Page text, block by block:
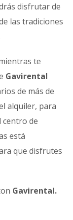
disfrutar de
las tradiciones
te
Gavirental
de más de
alquiler, para
centro de
está
que disfrutes
Gavirental.